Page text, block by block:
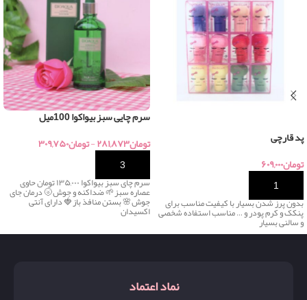
پد قارچی
تومان۶۰۹,۰۰۰
خرید
بدون پرز شدن بسیار با کیفیت مناسب برای
پنکک و کرم پودر و … مناسب استفاده شخصی
و سالنی بسیار
سرم چایی سبز بیواکوا 100میل
تومان۲۸۱,۸۷۳-تومان۳۰۹,۷۵۰
سرم چای سبز بیواکوا ۱۳۵,۰۰۰ تومان حاوی
عصاره سبز🌱 ضداکنه و جوش🌝 درمان جای
جوش🌸 بستن منافذ باز🍓 دارای آنتی
اکسیدان
نماد اعتماد